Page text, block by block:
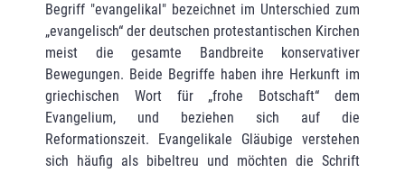
Begriff "evangelikal" bezeichnet im Unterschied zum
„evangelisch“ der deutschen protestantischen Kirchen
meist die gesamte Bandbreite konservativer
Bewegungen. Beide Begriffe haben ihre Herkunft im
griechischen Wort für „frohe Botschaft“ dem
Evangelium, und beziehen sich auf die
Reformationszeit. Evangelikale Gläubige verstehen
sich häufig als bibeltreu und möchten die Schrift